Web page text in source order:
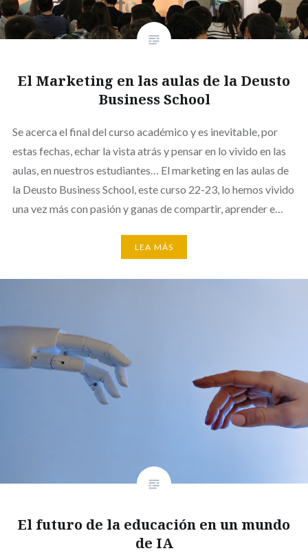
El Marketing en las aulas de la Deusto
Business School
Se acerca el final del curso académico y es inevitable, por
estas fechas, echar la vista atrás y pensar en lo vivido en las
aulas, en nuestros estudiantes… El marketing en las aulas de
la Deusto Business School, este curso 22-23, lo hemos vivido
una vez más con pasión y ganas de compartir, aprender e…
LEA MÁS
El futuro de la educación en un mundo
de IA